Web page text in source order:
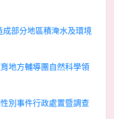
成部分地區積淹水及環境
地方輔導團自然科學領
別事件行政處置暨調查